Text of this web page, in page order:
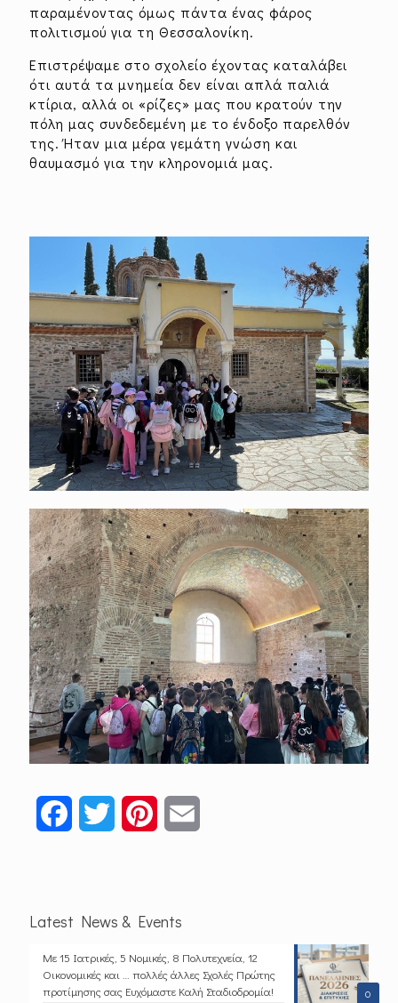
παραμένοντας όμως πάντα ένας φάρος
πολιτισμού για τη Θεσσαλονίκη.
Επιστρέψαμε στο σχολείο έχοντας καταλάβει
ότι αυτά τα μνημεία δεν είναι απλά παλιά
κτίρια, αλλά οι «ρίζες» μας που κρατούν την
πόλη μας συνδεδεμένη με το ένδοξο παρελθόν
της. Ήταν μια μέρα γεμάτη γνώση και
θαυμασμό για την κληρονομιά μας.
FacebookTwitter Pinterest
Latest News & Events
0
Με 15 Ιατρικές, 5 Νομικές, 8 Πολυτεχνεία, 12
Οικονομικές και … πολλές άλλες Σχολές Πρώτης
προτίμησης σας Ευχόμαστε Καλή Σταδιοδρομία!